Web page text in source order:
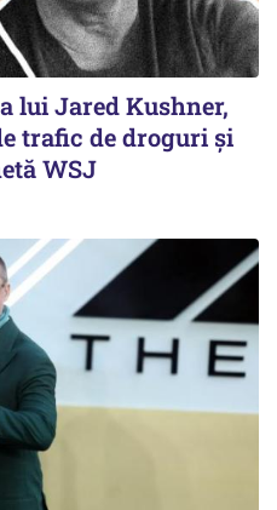
lui Jared Kushner,
trafic de droguri și
WSJ